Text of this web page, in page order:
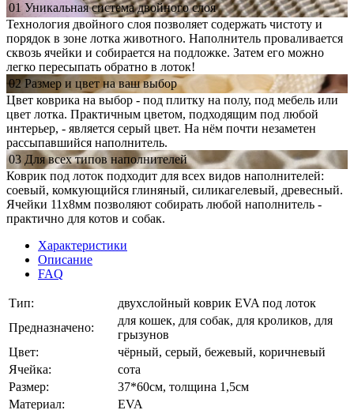
01 Уникальная система двойного слоя
Технология двойного слоя позволяет содержать чистоту и
порядок в зоне лотка животного. Наполнитель проваливается
сквозь ячейки и собирается на подложке. Затем его можно
легко пересыпать обратно в лоток!
02 Размер и цвет на ваш выбор
Цвет коврика на выбор - под плитку на полу, под мебель или
цвет лотка. Практичным цветом, подходящим под любой
интерьер, - является серый цвет. На нём почти незаметен
рассыпавшийся наполнитель.
03 Для всех типов наполнителей
Коврик под лоток подходит для всех видов наполнителей:
соевый, комкующийся глиняный, силикагелевый, древесный.
Ячейки 11х8мм позволяют собирать любой наполнитель -
практично для котов и собак.
Характеристики
Описание
FAQ
Тип:
двухслойный коврик EVA под лоток
Предназначено:
для кошек, для собак, для кроликов, для
грызунов
Цвет:
чёрный, серый, бежевый, коричневый
Ячейка:
сота
Размер:
37*60см, толщина 1,5см
Материал:
EVA